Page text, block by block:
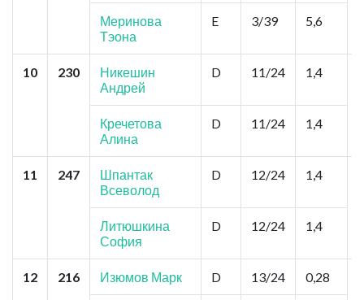
Меринова
Тэона
E 3/39 5,6
10 230
Никешин
Андрей
D 11/24 1,4
Кречетова
Алина
D 11/24 1,4
11 247
Шпантак
Всеволод
D 12/24 1,4
Литюшкина
София
D 12/24 1,4
12 216 Изюмов Марк D 13/24 0,28